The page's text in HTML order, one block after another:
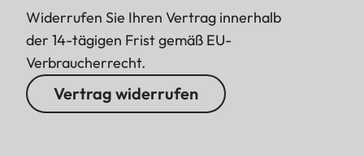
Widerrufen Sie Ihren Vertrag innerhalb
der 14-tägigen Frist gemäß EU-
Verbraucherrecht.
Vertrag widerrufen